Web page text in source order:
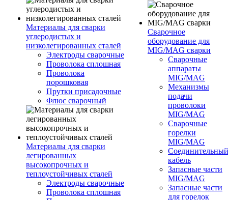
Материалы для сварки
углеродистых и
низколегированных сталей
Электроды сварочные
Проволока сплошная
Проволока
порошковая
Прутки присадочные
Флюс сварочный
Материалы для сварки
легированных
высокопрочных и
теплоустойчивых сталей
Электроды сварочные
Проволока сплошная
Сварочное
оборудование для
MIG/MAG сварки
Сварочные
аппараты
MIG/MAG
Механизмы
подачи
проволоки
MIG/MAG
Сварочные
горелки
MIG/MAG
Соединительный
кабель
Запасные части
MIG/MAG
Запасные части
для горелок